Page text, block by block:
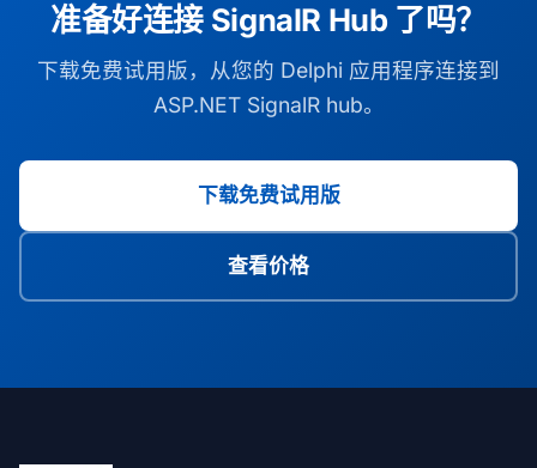
准备好连接 SignalR Hub 了吗？
下载免费试用版，从您的 Delphi 应用程序连接到
ASP.NET SignalR hub。
下载免费试用版
查看价格